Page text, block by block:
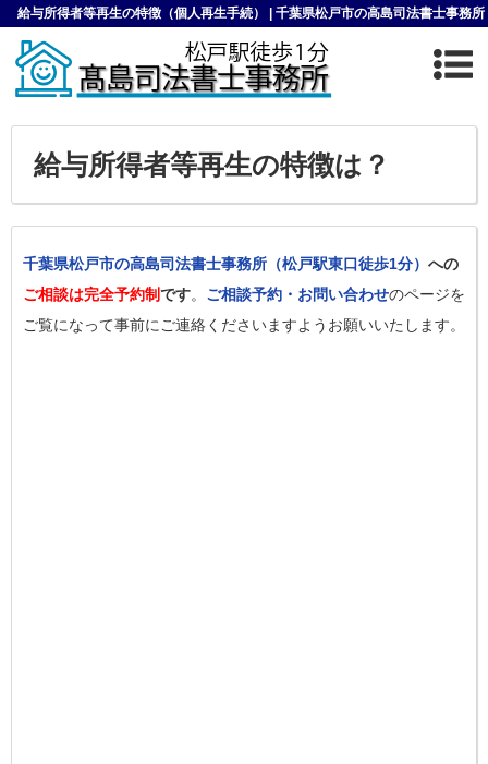
給与所得者等再生の特徴（個人再生手続） | 千葉県松戸市の高島司法書士事務所
給与所得者等再生の特徴は？
千葉県松戸市の高島司法書士事務所（松戸駅東口徒歩1分） への
ご相談は完全予約制です。 ご相談予約・お問い合わせのページを
ご覧になって事前にご連絡くださいますようお願いいたします。